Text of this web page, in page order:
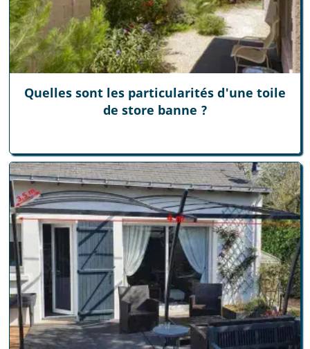
Quelles sont les particularités d'une toile
de store banne ?